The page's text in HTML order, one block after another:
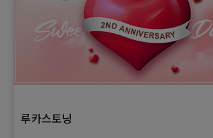
루카스토닝